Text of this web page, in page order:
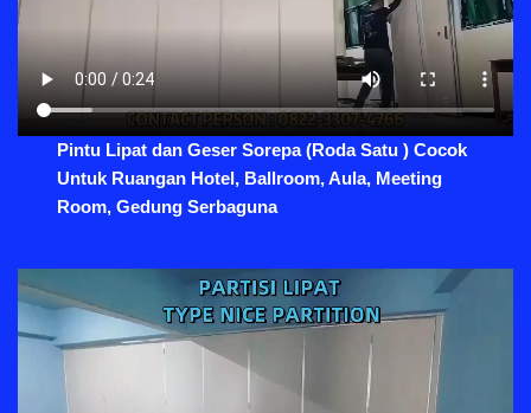
Pintu Lipat dan Geser Sorepa (Roda Satu ) Cocok
Untuk Ruangan Hotel, Ballroom, Aula, Meeting
Room, Gedung Serbaguna